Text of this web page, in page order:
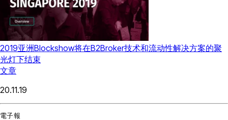
2019亚洲Blockshow将在B2Broker技术和流动性解决方案的聚
光灯下结束
文章
20.11.19
電子報